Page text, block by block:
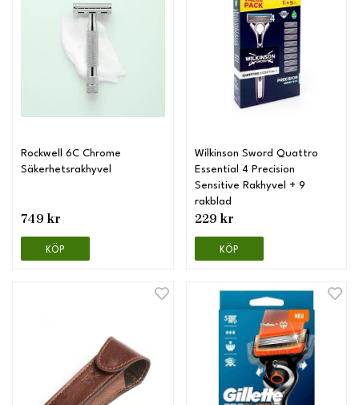
Rockwell 6C Chrome
Säkerhetsrakhyvel
749 kr
KÖP
Wilkinson Sword Quattro
Essential 4 Precision
Sensitive Rakhyvel + 9
rakblad
229 kr
KÖP